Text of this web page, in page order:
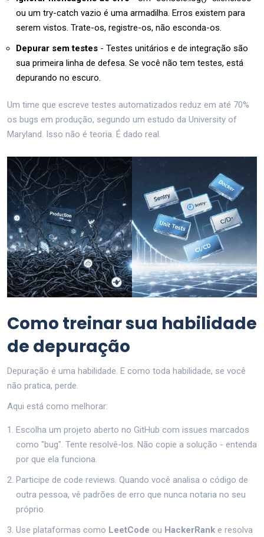
ou um try-catch vazio é uma armadilha. Erros existem para
serem vistos. Trate-os, registre-os, não esconda-os.
Depurar sem testes - Testes unitários e de integração são
sua primeira linha de defesa. Se você não tem testes, está
depurando no escuro.
Um time que escreve testes automatizados reduz em até 70%
os bugs em produção, segundo um estudo da University of
Maryland. Isso não é teoria. É dado real.
Como treinar sua habilidade
de depuração
Depuração é uma habilidade. E como toda habilidade, se você
não pratica, perde.
Aqui está como melhorar:
Escolha um projeto aberto no GitHub com issues marcados
como "bug". Tente resolvê-los. Não copie a solução - entenda
por que ela funciona.
Participe de code reviews. Quando você analisa o código de
outra pessoa, vê padrões de erro que nunca notaria no seu
próprio.
Use plataformas como LeetCode ou HackerRank e resolva